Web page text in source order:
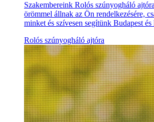
Szakembereink Rolós szúnyogháló
örömmel állnak az Ön rendelkezésére,
minket és szívesen segítünk Budapest
Rolós szúnyogháló ajtóra